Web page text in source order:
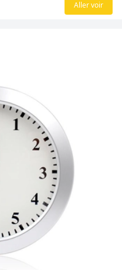
Aller voir